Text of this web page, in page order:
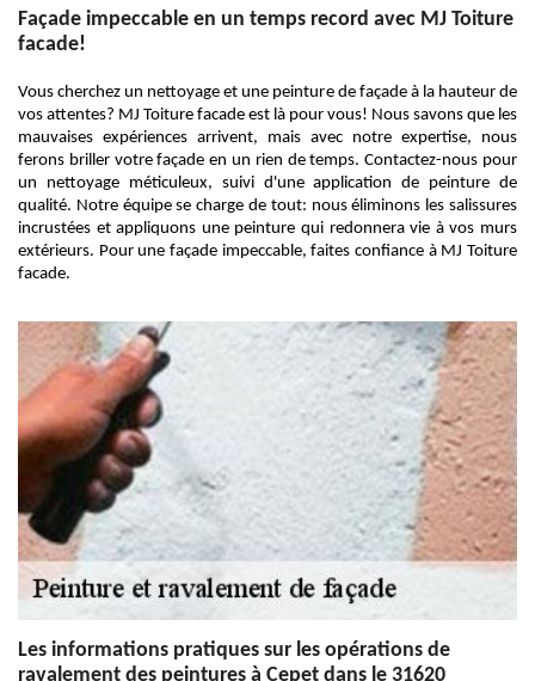
Façade impeccable en un temps record avec MJ Toiture
facade!
Vous cherchez un nettoyage et une peinture de façade à la hauteur de
vos attentes? MJ Toiture facade est là pour vous! Nous savons que les
mauvaises expériences arrivent, mais avec notre expertise, nous
ferons briller votre façade en un rien de temps. Contactez-nous pour
un nettoyage méticuleux, suivi d'une application de peinture de
qualité. Notre équipe se charge de tout: nous éliminons les salissures
incrustées et appliquons une peinture qui redonnera vie à vos murs
extérieurs. Pour une façade impeccable, faites confiance à MJ Toiture
facade.
Les informations pratiques sur les opérations de
ravalement des peintures à Cepet dans le 31620